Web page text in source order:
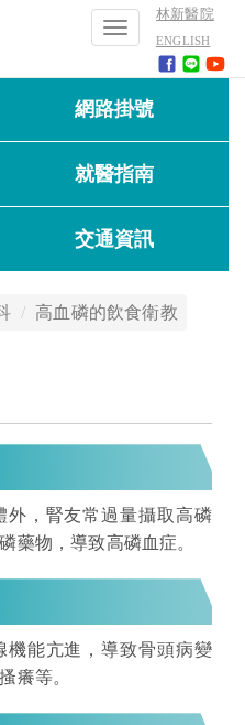
林新醫院
ENGLISH
Toggle
navigation
網路掛號
就醫指南
交通資訊
高血磷的飲食衛教
外，腎友常過量攝取高磷
藥物，導致高磷血症。
機能亢進，導致骨頭病變
癢等。